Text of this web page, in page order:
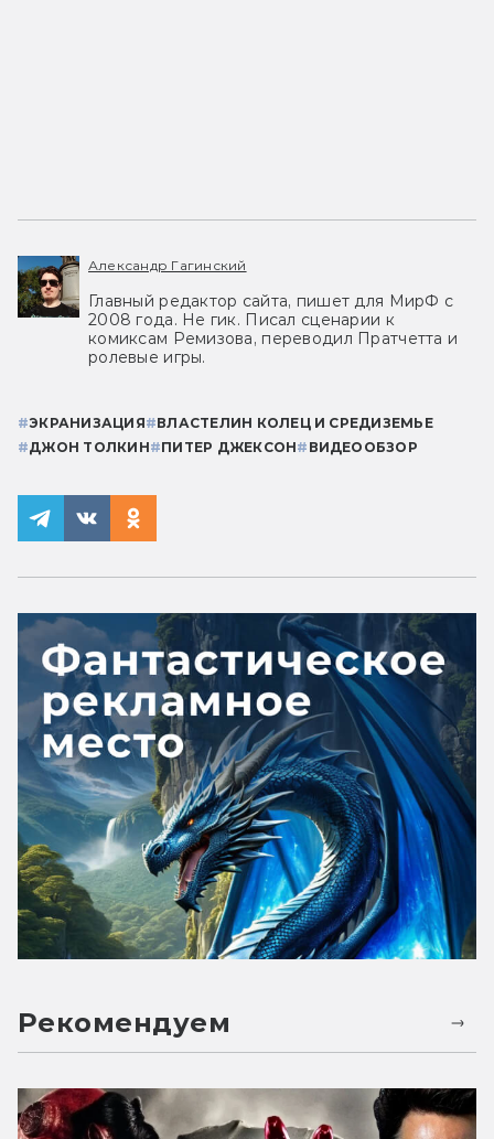
Александр Гагинский
Главный редактор сайта, пишет для МирФ с
2008 года. Не гик. Писал сценарии к
комиксам Ремизова, переводил Пратчетта и
ролевые игры.
#ЭКРАНИЗАЦИЯ#ВЛАСТЕЛИН КОЛЕЦ И СРЕДИЗЕМЬЕ
#ДЖОН ТОЛКИН#ПИТЕР ДЖЕКСОН# ВИДЕООБЗОР
Рекомендуем